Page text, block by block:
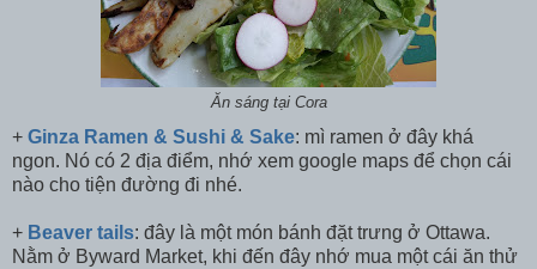
Ăn sáng tại Cora
+ Ginza Ramen & Sushi & Sake: mì ramen ở đây khá
ngon. Nó có 2 địa điểm, nhớ xem google maps để chọn cái
nào cho tiện đường đi nhé.
+ Beaver tails: đây là một món bánh đặt trưng ở Ottawa.
Nằm ở Byward Market, khi đến đây nhớ mua một cái ăn thử